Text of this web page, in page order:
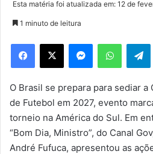
e
m
e
-
m
a
Esta matéria foi atualizada em: 12 de
1 minuto de leitura
O Brasil se prepara para sediar a
de Futebol em 2027, evento
torneio na América do Sul. Em
“Bom Dia, Ministro”, do Canal
André Fufuca, apresentou as